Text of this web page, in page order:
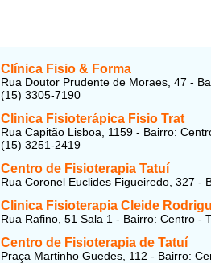
Clínica Fisio & Forma
Rua Doutor Prudente de Moraes, 47 -
(15) 3305-7190
Clinica Fisioterápica Fisio Trat
Rua Capitão Lisboa, 1159 - Bairro:
(15) 3251-2419
Centro de Fisioterapia Tatuí
Rua Coronel Euclides Figueiredo, 327 -
Clinica Fisioterapia Cleide
Rua Rafino, 51 Sala 1 - Bairro: Centro -
Centro de Fisioterapia de Tatuí
Praça Martinho Guedes, 112 - Bairro: